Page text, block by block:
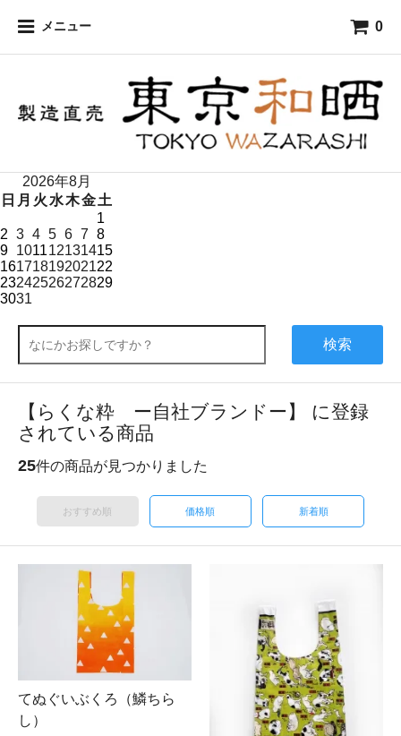
メニュー 0
2026年8月
日 月 火 水木金土
1
2 3 4 5 6 7 8
9 101112131415
16171819202122
23242526272829
3031
検索
【らくな粋 ー自社ブランドー】 に登録
されている商品
25件の商品が見つかりました
おすすめ順 価格順 新着順
てぬぐいぶくろ（鱗ちら
し）